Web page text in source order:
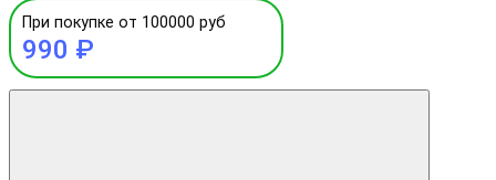
При покупке от 100000 руб
990 ₽